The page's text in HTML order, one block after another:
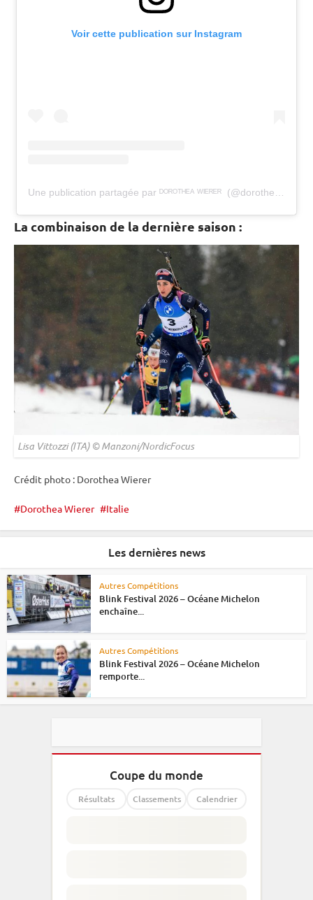
Voir cette publication sur Instagram
La combinaison de la dernière saison :
Lisa Vittozzi (ITA) © Manzoni/NordicFocus
Crédit photo : Dorothea Wierer
Dorothea Wierer Italie
Les dernières news
Autres Compétitions
Blink Festival 2026 – Océane Michelon
enchaîne...
Autres Compétitions
Blink Festival 2026 – Océane Michelon
remporte...
Coupe du monde
Résultats Classements Calendrier